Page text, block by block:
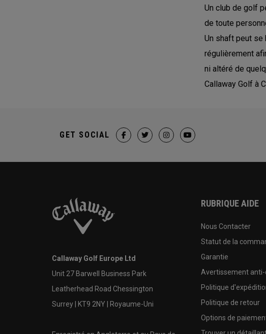
Un club de golf
de toute
Un shaft peut
régulièrement
ni altéré de
Callaway Golf à
GET SOCIAL
Callaway Golf Europe Ltd
Unit 27 Barwell Business Park
Leatherhead Road Chessington
Surrey | KT9 2NY | Royaume-Uni
RUBRIQUE AIDE
Nous Contacter
Statut de la
Garantie
Avertissement
Politique
Politique de retour
Options de